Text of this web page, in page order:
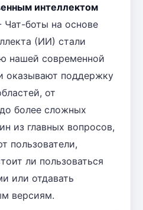
интеллектом
Чат-боты на основе
(ИИ) стали
нашей современной
оказывают поддержку
от
более сложных
из главных вопросов,
пользователи,
ли пользоваться
или отдавать
версиям.